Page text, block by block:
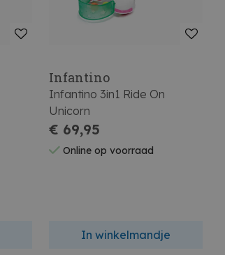
Infantino
Infantino 3in1 Ride On
Unicorn
€ 69,95
Online op voorraad
In winkelmandje